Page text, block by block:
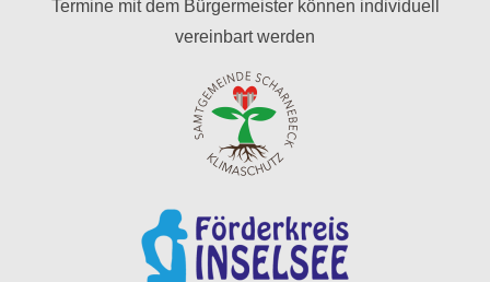
Termine mit dem Bürgermeister können individuell
vereinbart werden